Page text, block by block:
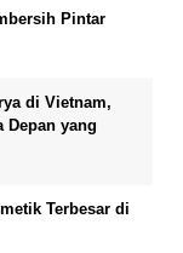
Pintar
di Vietnam,
Depan yang
Terbesar di